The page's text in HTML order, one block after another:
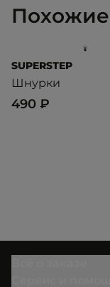
SUPERSTEP
Шнурки
490 ₽